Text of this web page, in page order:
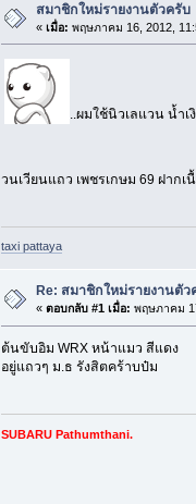
สมาชิกใหม่รายงานตัวครับ
« เมื่อ: พฤษภาคม 16, 2012,
..ผมใช้นิวเลแวน น้ำเ
วนเวียนแถว เพชรเกษม 69 ฝาก
taxi pattaya
Re: สมาชิกใหม่รายงานตัว
« ตอบกลับ #1 เมื่อ: พฤษภาคม
ต้นขับอิม WRX หน้าแมว สีแดง
อยู่แถวๆ ม.ธ รังสิตคร้าบป๋ม
SUBARU Pathumthani.